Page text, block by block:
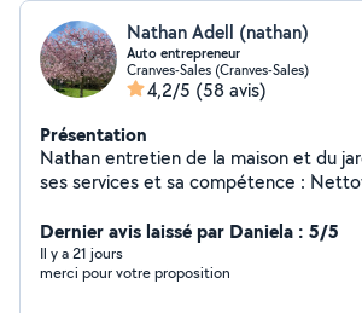
Nathan Adell (nathan)
Auto entrepreneur
Cranves-Sales (Cranves-Sales)
4,2/5 (58 avis)
Présentation
Nathan entretien de la maison et du
ses services et sa compétence :
abattage ( arbres dangereux et difficile
d'arbres fruitiers. - t'aille de haies et
et débroussaillage. - pose clôture. -
Dernier avis laissé par Daniela : 5/5
Il y a 21 jours
merci pour votre proposition